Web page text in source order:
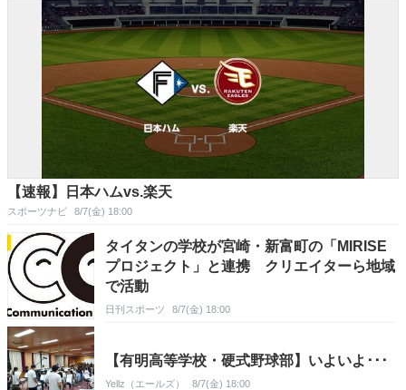
【速報】日本ハムvs.楽天
スポーツナビ 8/7(金) 18:00
タイタンの学校が宮崎・新富町の「MIRISE
プロジェクト」と連携 クリエイターら地域
で活動
日刊スポーツ 8/7(金) 18:00
【有明高等学校・硬式野球部】いよいよ･･･
Yellz（エールズ） 8/7(金) 18:00